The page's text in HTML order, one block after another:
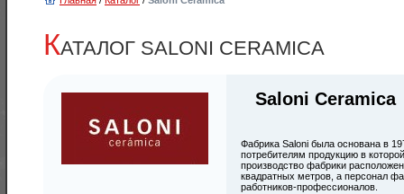
КАТАЛОГ SALONI CERAMICA
Saloni Ceramica
Фабрика Saloni была основана в
потребителям продукцию в
производство фабрики
квадратных метров, а персонал
работников-профессионалов.